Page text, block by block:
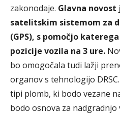
zakonodaje. Glavna novost
satelitskim sistemom za
(GPS), s pomočjo
pozicije vozila na 3 ure.
bo omogočala tudi lažji
organov s tehnologijo
tipi plomb, ki bodo vezane
bodo osnova za